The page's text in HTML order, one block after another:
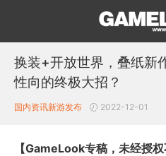
换装+开放世界，叠纸新
性向的终极大招？
国内资讯新游发布 2022-12-01
【GameLook专稿，未经授权